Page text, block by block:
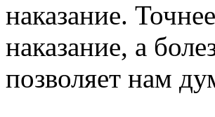
наказание.
наказание, а
позволяет нам